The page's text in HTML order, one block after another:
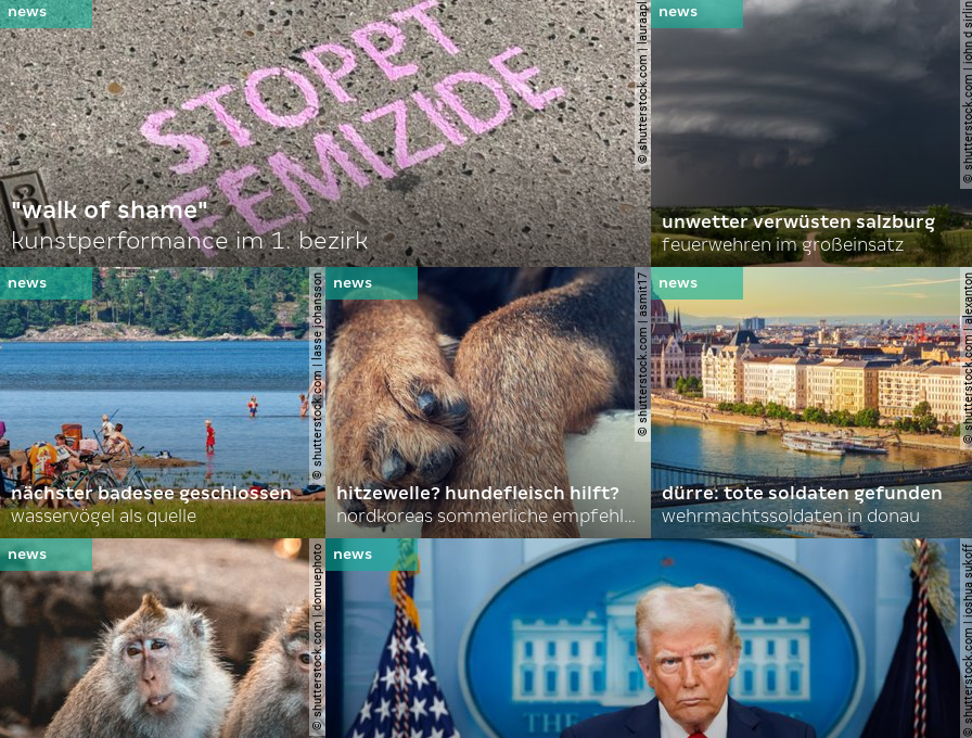
© shutterstock.com | lauraapl
"walk of shame"
kunstperformance im 1. bezirk
©
unwetter verwüsten salzburg
feuerwehren im großeinsatz
© shutterstock.com | lasse johansson
nächster badesee geschlossen
wasservögel als quelle
© shutterstock.com | asmit17
hitzewelle? hundefleisch hilft?
nordkoreas sommerliche empfehlungen
©
dürre: tote soldaten gefunden
wehrmachtssoldaten in donau
© shutterstock.com | domuephoto ©